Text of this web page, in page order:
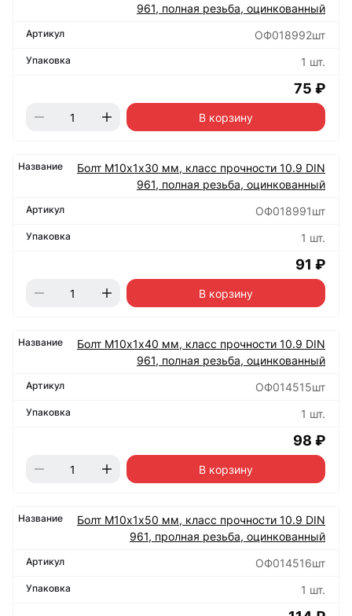
961, полная резьба, оцинкованный
ОФ018992шт
1 шт.
75 ₽
В корзину
Болт М10х1х30 мм, класс прочности 10.9 DIN
961, полная резьба, оцинкованный
ОФ018991шт
1 шт.
91 ₽
В корзину
Болт М10х1х40 мм, класс прочности 10.9 DIN
961, полная резьба, оцинкованный
ОФ014515шт
1 шт.
98 ₽
В корзину
Болт М10х1х50 мм, класс прочности 10.9 DIN
961, пролная резьба, оцинкованный
ОФ014516шт
1 шт.